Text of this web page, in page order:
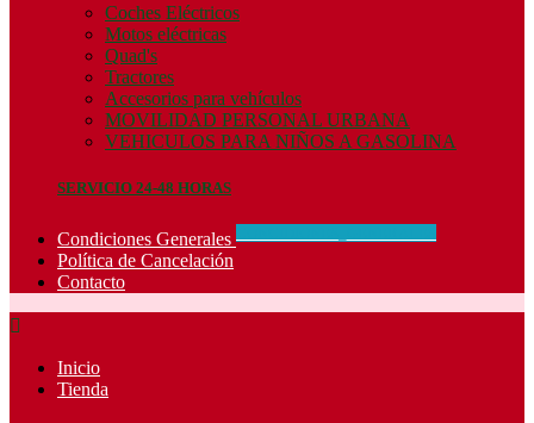
Coches Eléctricos
Motos eléctricas
Quad's
Tractores
Accesorios para vehículos
MOVILIDAD PERSONAL URBANA
VEHICULOS PARA NIÑOS A GASOLINA
SERVICIO 24-48 HORAS
Condiciones Generales
Política de Cancelación
Contacto

Inicio
Tienda